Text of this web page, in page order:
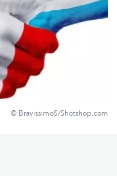
© BravissimoS/Shotshop.com